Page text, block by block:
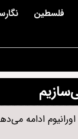
فلسطین
اورانیوم ادامه